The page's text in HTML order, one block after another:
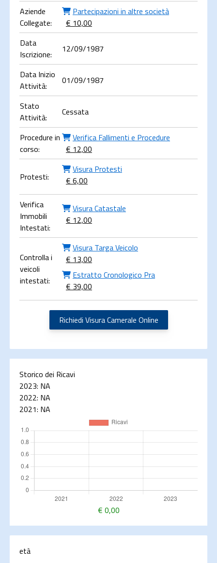
Aziende
Collegate:
Partecipazioni in altre società
€ 10,00
Data
Iscrizione:
12/09/1987
Data Inizio
Attività:
01/09/1987
Stato
Attività:
Cessata
Procedure in
corso:
Verifica Fallimenti e Procedure
€ 12,00
Protesti:
Visura Protesti
€ 6,00
Verifica
Immobili
Intestati:
Visura Catastale
€ 12,00
Controlla i
veicoli
intestati:
Visura Targa Veicolo
€ 13,00
Estratto Cronologico Pra
€ 39,00
Richiedi Visura Camerale Online
Storico dei Ricavi
2023: NA
2022: NA
2021: NA
€ 0,00
età